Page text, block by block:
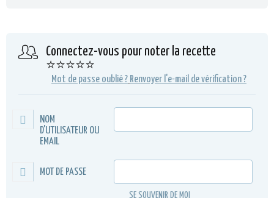
Connectez-vous pour noter la recette
⭐⭐⭐⭐⭐
Mot de passe oublié ? Renvoyer l'e-mail de vérification ?
NOM
D'UTILISATEUR OU
EMAIL
MOT DE PASSE
SE SOUVENIR DE MOI